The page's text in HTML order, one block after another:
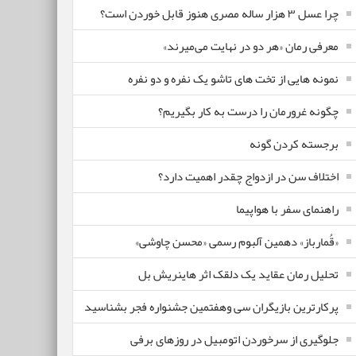
چرا عسل ۳ هزار ساله‌ مصری هنوز قابل خوردن است؟
معرفی رمان «هر دو در نهایت می‌میرند»
نمونه هایی از تخت های تاشو یک نفره و دو نفره
چگونه غرورمان را درست به کار بگیریم؟
برجسته کردن گونه
اختلاف سن در ازدواج چقدر اهمیت دارد؟
راهنمای سفر با هواپیما
«قُمارباز» دهمین آلبوم رسمی «محسن چاوشی»
تحلیل رمان عقاید یک دلقک اثر هاینریش بل
پرکارترین بازیگران سی وهفتمین جشنواره فجر بشناسید
جلوگیری از سرخوردن اتومبیل در روزهای برفی